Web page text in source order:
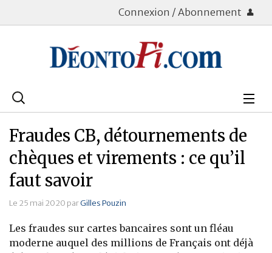
Connexion / Abonnement
Rechercher
Bourse
Placements
Assurance Vie
Patrimoine
Fraudes CB, détournements de
chèques et virements : ce qu’il
faut savoir
Le 25 mai 2020 parGilles Pouzin
Les fraudes sur cartes bancaires sont un fléau
moderne auquel des millions de Français ont déjà